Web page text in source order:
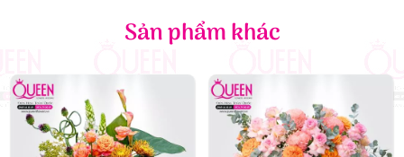
Sản phẩm khác